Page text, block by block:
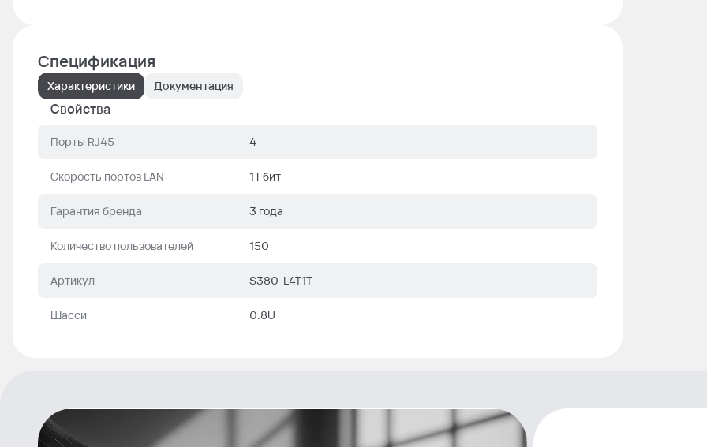
Спецификация
Характеристики Документация
Свойства
Порты RJ45 4
Скорость портов LAN 1 Гбит
Гарантия бренда 3 года
Количество пользователей 150
Артикул S380-L4T1T
Шасси 0.8U